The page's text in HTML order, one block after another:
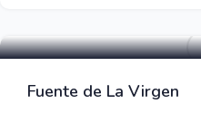
Fuente de La Virgen